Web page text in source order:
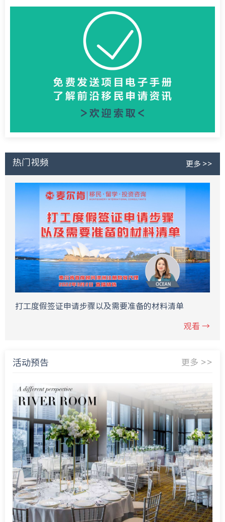
热门视频 更多 >>
打工度假签证申请步骤以及需要准备的材料清单
观看 →
活动预告 更多 >>